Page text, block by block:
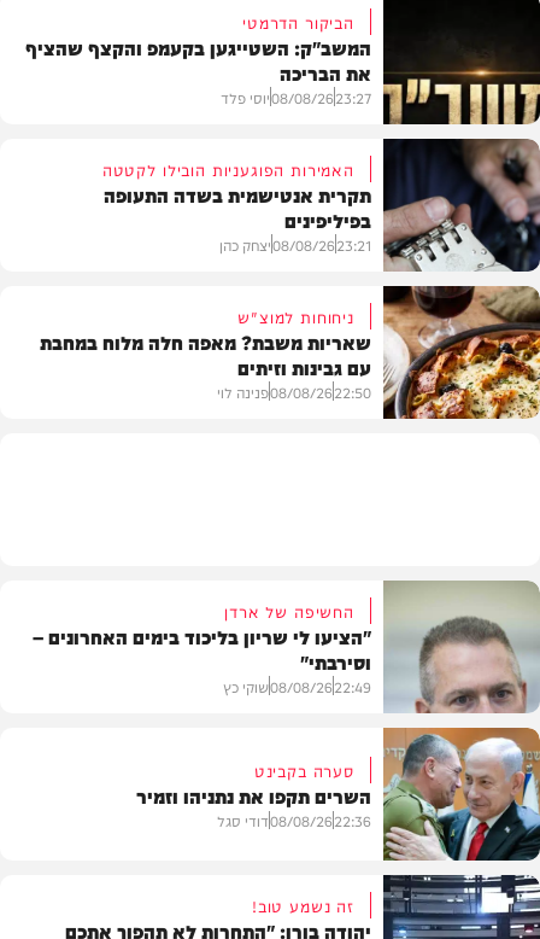
המשב"ק
הביקור הדרמטי
המשב"ק: השטייגען בקעמפ והקצף שהציף
את הבריכה
23:27
08/08/26יוסי פלד
חדשות
האמירות הפוגעניות הובילו לקטטה
תקרית אנטישמית בשדה התעופה
בפיליפינים
23:21
08/08/26יצחק כהן
ניחוחות למוצ"ש
שאריות משבת? מאפה חלה מלוח במחבת
עם גבינות וזיתים
22:50
08/08/26פנינה לוי
חדשות
החשיפה של ארדן
"הציעו לי שריון בליכוד בימים האחרונים –
וסירבתי"
22:49
08/08/26שוקי כץ
סערה בקבינט
השרים תקפו את נתניהו וזמיר
22:36
08/08/26דודי סגל
זה נשמע טוב!
יהודה בורן: "התחרות לא תהפוך אתכם